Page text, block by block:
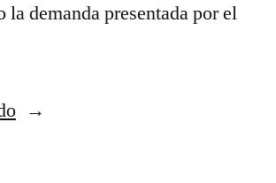
la demanda presentada por el
«equipaciones